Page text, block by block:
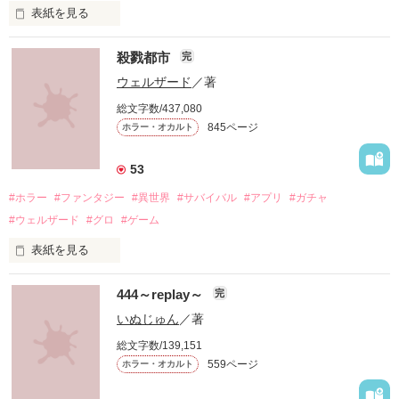
表紙を見る
「お願い、正気に戻って！」
「ずっと一緒にいてあげる。
自分勝手な女子高生たちの
恋と友情、そして……
バケモノを生んで、殺して、殺される物語。
殺戮都市 完
ウェルザード ／著
総文字数/437,080
ホラー・オカルト 845ページ
53
#ホラー #ファンタジー #異世界 #サバイバル #アプリ
#ガチャ
#ウェルザード
#グロ #ゲーム
表紙を見る
円形の都市で、生きる為に人を殺す。
444～replay～ 完
いぬじゅん ／著
総文字数/139,151
ホラー・オカルト 559ページ